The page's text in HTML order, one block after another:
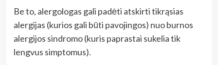
Be to, alergologas gali padėti atskirti tikrąsias
alergijas (kurios gali būti pavojingos) nuo burnos
alergijos sindromo (kuris paprastai sukelia tik
lengvus simptomus).